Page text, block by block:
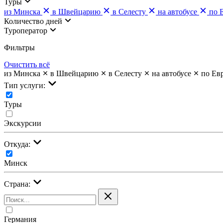
из Минска
в Швейцарию в Селесту на автобусе
по
Количество дней
Туроператор
Фильтры
Очистить всё
из Минска
в Швейцарию в Селесту на автобусе
по
Тип услуги:
Туры
Экскурсии
Откуда:
Минск
Страна:
Германия